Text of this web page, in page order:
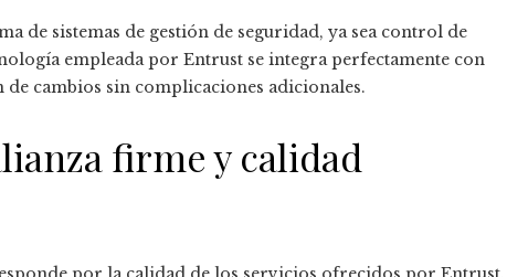
de sistemas de gestión de seguridad, ya sea control de
empleada por Entrust se integra perfectamente con
cambios sin complicaciones adicionales.
firme y calidad